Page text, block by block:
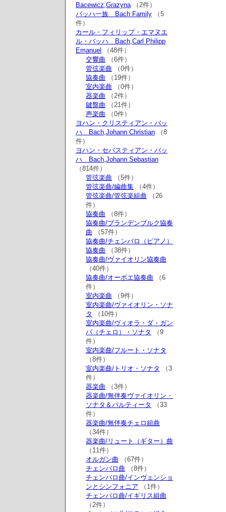
Bacewicz,Grazyna（2件）
バッハ一族 Bach Family （5
件）
カール・フィリップ・エマヌエ
ル・バッハ Bach,Carl Philipp
Emanuel
（48件）
交響曲 （6件）
管弦楽曲 （0件）
協奏曲 （19件）
室内楽曲 （0件）
器楽曲 （2件）
鍵盤曲 （21件）
声楽曲 （0件）
ヨハン・クリスティアン・バッ
ハ Bach,Johann Christian （8
件）
ヨハン・セバスティアン・バッ
ハ Bach,Johann Sebastian
（814件）
管弦楽曲 （5件）
管弦楽曲/編曲集 （4件）
管弦楽曲/管弦楽組曲 （26
件）
協奏曲 （8件）
協奏曲/ブランデンブルク協奏
曲 （57件）
協奏曲/チェンバロ（ピアノ）
協奏曲 （38件）
協奏曲/ヴァイオリン協奏曲
（40件）
協奏曲/オーボエ協奏曲 （6
件）
室内楽曲 （9件）
室内楽曲/ヴァイオリン・ソナ
タ
（10件）
室内楽曲/ヴィオラ・ダ・ガン
バ（チェロ）・ソナタ
（9
件）
室内楽曲/フルート・ソナタ
（8件）
室内楽曲/トリオ・ソナタ
（3
件）
器楽曲 （3件）
器楽曲/無伴奏ヴァイオリン・
ソナタ＆パルティータ
（33
件）
器楽曲/無伴奏チェロ組曲
（34件）
器楽曲/リュート（ギター）曲
（11件）
オルガン曲 （67件）
チェンバロ曲 （8件）
チェンバロ曲/インヴェンショ
ンとシンフォニア （1件）
チェンバロ曲/イギリス組曲
（2件）